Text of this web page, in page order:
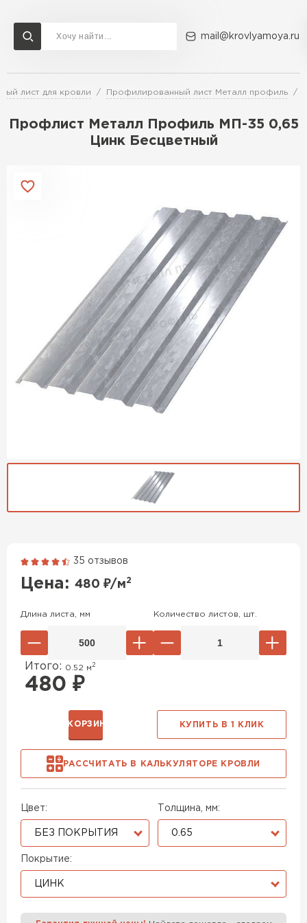
mail@krovlyamoya.ru
лист для кровли Профилированный лист Металл профиль
Профлист Металл Профиль МП-35 0,65
Цинк Бесцветный
35 отзывов
Цена: 480 ₽/м2
Цвет:
БЕЗ ПОКРЫТИЯ
Толщина, мм:
0.65
Покрытие:
ЦИНК
Длина листа, мм Количество листов, шт.
Итого: 0.52 м 2
480 ₽
РАССЧИТАТЬ В КАЛЬКУЛЯТОРЕ КРОВЛИ
В КОРЗИНУ КУПИТЬ В 1 КЛИК
Сервисы расчета
Расчет штакетника для забора
Расчет водостока
Расчет фальцевой кровли
Расчет кровли из металлочерепицы
Доставка Контакты